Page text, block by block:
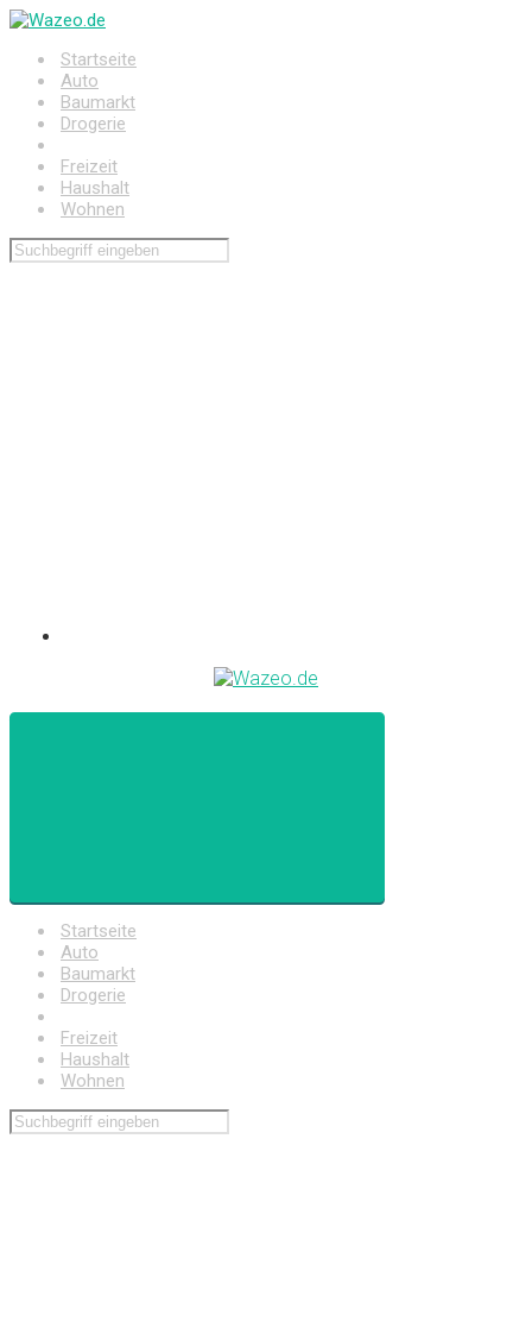
Zum
springenStartseite
Auto
Baumarkt
Drogerie
Freizeit
Haushalt
Wohnen
Startseite
Auto
Baumarkt
Drogerie
Freizeit
Haushalt
Wohnen